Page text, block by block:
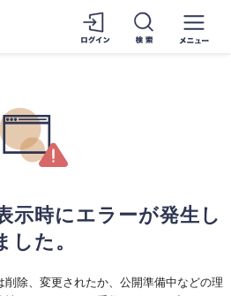
示時にエラーが発生し
した。
除、変更されたか、公開準備中などの理